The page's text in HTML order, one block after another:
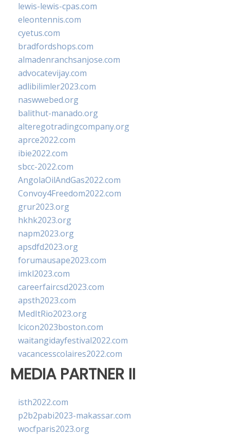
lewis-lewis-cpas.com
eleontennis.com
cyetus.com
bradfordshops.com
almadenranchsanjose.com
advocatevijay.com
adlibilimler2023.com
naswwebed.org
balithut-manado.org
alteregotradingcompany.org
aprce2022.com
ibie2022.com
sbcc-2022.com
AngolaOilAndGas2022.com
Convoy4Freedom2022.com
grur2023.org
hkhk2023.org
napm2023.org
apsdfd2023.org
forumausape2023.com
imkl2023.com
careerfaircsd2023.com
apsth2023.com
MedItRio2023.org
lcicon2023boston.com
waitangidayfestival2022.com
vacancesscolaires2022.com
MEDIA PARTNER II
isth2022.com
p2b2pabi2023-makassar.com
wocfparis2023.org